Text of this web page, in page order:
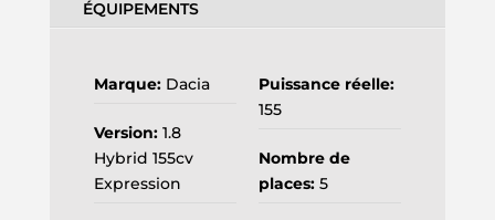
ÉQUIPEMENTS
Marque:Dacia
Version:1.8
Hybrid 155cv
Expression
Puissance réelle:
155
Nombre de
places: 5